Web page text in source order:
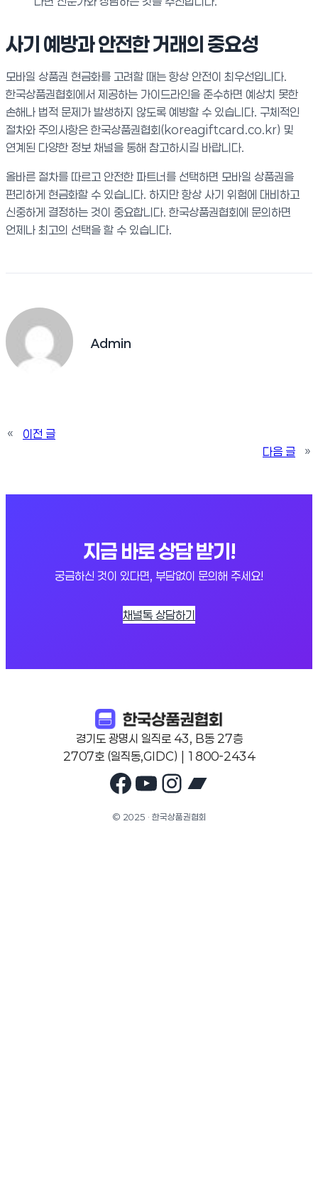
사기 예방과 안전한 거래의 중요성
모바일 상품권 현금화를 고려할 때는 항상 안전이 최우선입니다.
한국상품권협회에서 제공하는 가이드라인을 준수하면 예상치 못한
손해나 법적 문제가 발생하지 않도록 예방할 수 있습니다. 구체적인
절차와 주의사항은 한국상품권협회(koreagiftcard.co.kr) 및
연계된 다양한 정보 채널을 통해 참고하시길 바랍니다.
올바른 절차를 따르고 안전한 파트너를 선택하면 모바일 상품권을
편리하게 현금화할 수 있습니다. 하지만 항상 사기 위험에 대비하고
신중하게 결정하는 것이 중요합니다. 한국상품권협회에 문의하면
언제나 최고의 선택을 할 수 있습니다.
Admin
«
이전 글
다음 글
»
지금 바로 상담 받기!
궁금하신 것이 있다면, 부담없이 문의해 주세요!
채널톡 상담하기
경기도 광명시 일직로 43, B동 27층
2707호 (일직동,GIDC) | 1800-2434
Facebook
YouTube
Instagram
© 2025 · 한국상품권협회